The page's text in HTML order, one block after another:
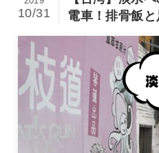
電車！排骨飯
10/31